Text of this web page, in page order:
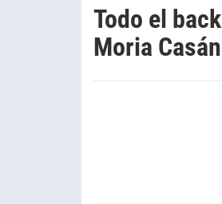
Todo el
Moria